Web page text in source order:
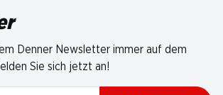
Denner Newsletter immer auf dem
Sie sich jetzt an!